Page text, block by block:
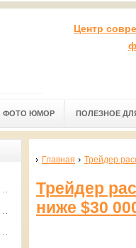
Центр
ФОТО ЮМОР ПОЛЕЗНОЕ
Главная Трейдер
Трейдер
ниже $30